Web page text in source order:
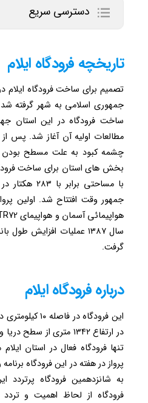
دسترسی سریع
تاریخچه فرودگاه ایلام
جمهوری اسلامی به شهر گرفته
ساخت فرودگاه در این استان
مطالعات اولیه آن آغاز شد. پس
چشمه کبود به علت مسطح
بخش های استان برای ساخت
جمهور وقت افتتاح شد. اولین
سال ۱۳۸۷ عملیات افزایش
گرفت.
درباره فرودگاه ایلام
این فرودگاه در
در ارتفاع ۱۳۴۲ متری از
پرواز در هفته در این فرودگاه
به شانزدهمین فرودگاه پرتردد
فرودگاه از لحاظ اهمیت و